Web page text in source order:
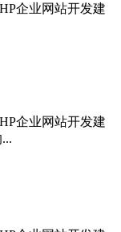
企业网站开发建
企业网站开发建